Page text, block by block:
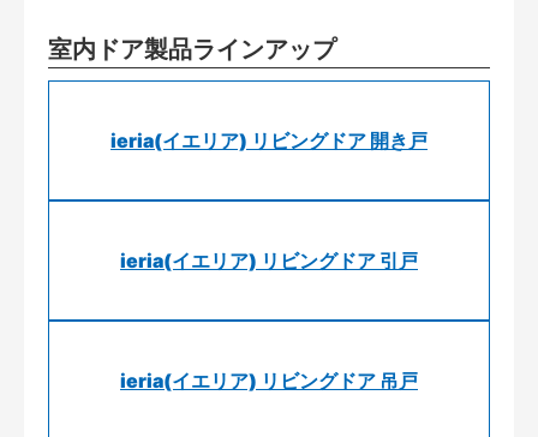
室内ドア製品ラインアップ
ieria(イエリア) リビングドア 開き戸
ieria(イエリア) リビングドア 引戸
ieria(イエリア) リビングドア 吊戸